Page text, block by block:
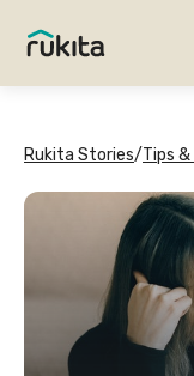
Rukita Stories/Tips